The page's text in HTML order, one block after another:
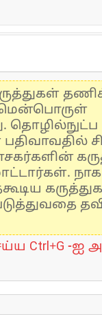
மென்பொருள்
Ctrl+G -ஐ